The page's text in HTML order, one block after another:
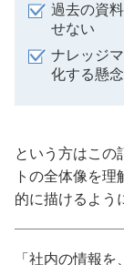
過去の資
せない
ナレッジ
化する懸
という方はこの
トの全体像を
的に描けるよう
「社内の情報を